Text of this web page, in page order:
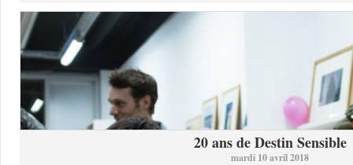
20 ans de Destin Sensible
mardi 10 avril 2018